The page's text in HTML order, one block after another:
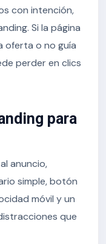
con intención,
Si la página
oferta o no guía
perder en clics
para
anuncio,
simple, botón
móvil y un
que